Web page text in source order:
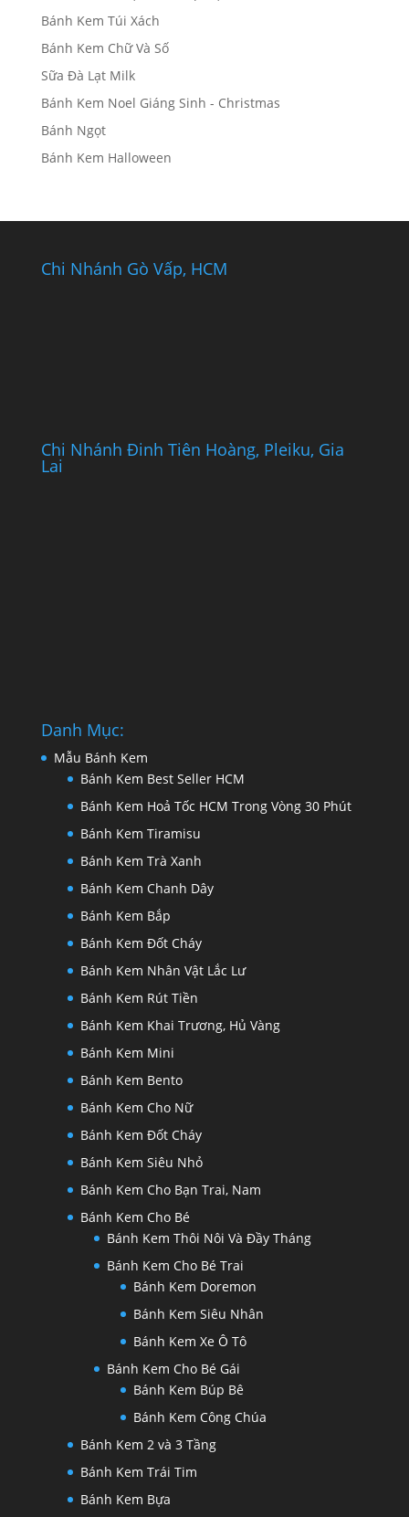
Bánh Kem Túi Xách
Bánh Kem Chữ Và Số
Sữa Đà Lạt Milk
Bánh Kem Noel Giáng Sinh - Christmas
Bánh Ngọt
Bánh Kem Halloween
Chi Nhánh Gò Vấp, HCM
Chi Nhánh Đinh Tiên Hoàng, Pleiku, Gia
Lai
Danh Mục:
Mẫu Bánh Kem
Bánh Kem Best Seller HCM
Bánh Kem Hoả Tốc HCM Trong Vòng 30 Phút
Bánh Kem Tiramisu
Bánh Kem Trà Xanh
Bánh Kem Chanh Dây
Bánh Kem Bắp
Bánh Kem Đốt Cháy
Bánh Kem Nhân Vật Lắc Lư
Bánh Kem Rút Tiền
Bánh Kem Khai Trương, Hủ Vàng
Bánh Kem Mini
Bánh Kem Bento
Bánh Kem Cho Nữ
Bánh Kem Đốt Cháy
Bánh Kem Siêu Nhỏ
Bánh Kem Cho Bạn Trai, Nam
Bánh Kem Cho Bé
Bánh Kem Thôi Nôi Và Đầy Tháng
Bánh Kem Cho Bé Trai
Bánh Kem Doremon
Bánh Kem Siêu Nhân
Bánh Kem Xe Ô Tô
Bánh Kem Cho Bé Gái
Bánh Kem Búp Bê
Bánh Kem Công Chúa
Bánh Kem 2 và 3 Tầng
Bánh Kem Trái Tim
Bánh Kem Bựa